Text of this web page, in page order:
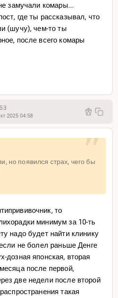
замучали комары...
где ты рассказывал, что
(шучу), чем-то ты
после всего комары
2025 04:58
но появился страх, чего бы
то
минимум за 10-ть
надо будет найти клинику
не болел раньше Денге
дозная японская, вторая
после первой,
две недели после второй
такая